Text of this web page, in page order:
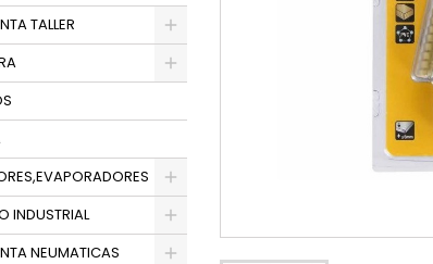
TALLER
INDUSTRIAL
NEUMATICAS